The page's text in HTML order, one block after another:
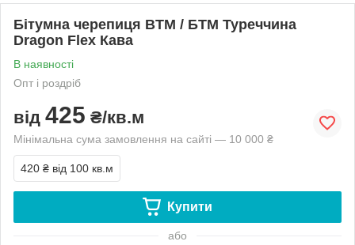
Бітумна черепиця BTM / БТМ Туреччина
Dragon Flex Кава
В наявності
Опт і роздріб
від 425 ₴/кв.м
Мінімальна сума замовлення на сайті — 10 000 ₴
420 ₴ від 100 кв.м
Купити
або